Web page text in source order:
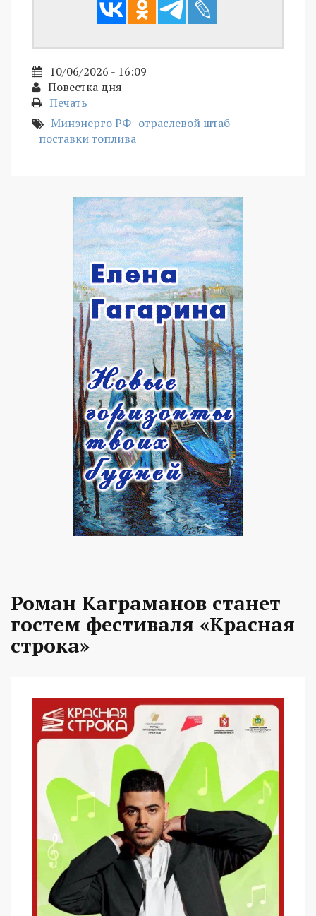
10/06/2026 - 16:09
Повестка дня
Печать
Минэнерго РФ отраслевой штаб
поставки топлива
Роман Каграманов станет
гостем фестиваля «Красная
строка»